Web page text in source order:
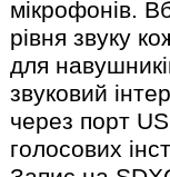
мікрофонів.
рівня звуку
для
звуковий
через порт
голосових